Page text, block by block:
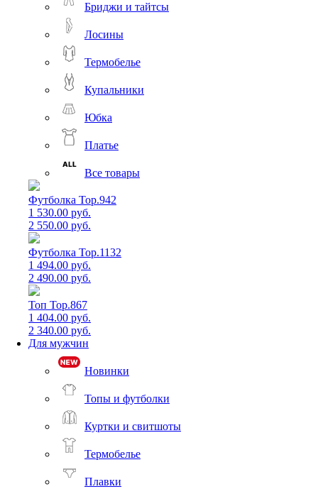
Бриджи и тайтсы
Лосины
Термобелье
Купальники
Юбка
Платье
Все товары
Футболка Top.942
1 530.00 руб.
2 550.00 руб.
Футболка Top.1132
1 494.00 руб.
2 490.00 руб.
Топ Top.867
1 404.00 руб.
2 340.00 руб.
Для мужчин
Новинки
Топы и футболки
Куртки и свитшоты
Термобелье
Плавки